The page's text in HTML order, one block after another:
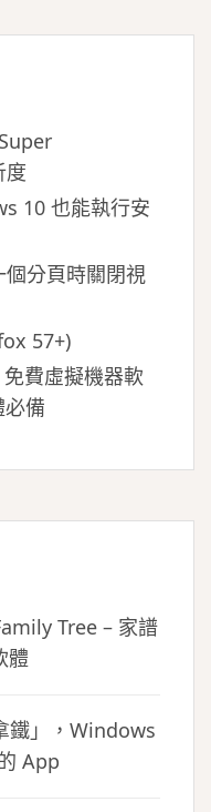
度
10 也能執行安
分頁時關閉視
57+)
費虛擬機器軟
備
Tree – 家譜
體
鐵」，Windows
App